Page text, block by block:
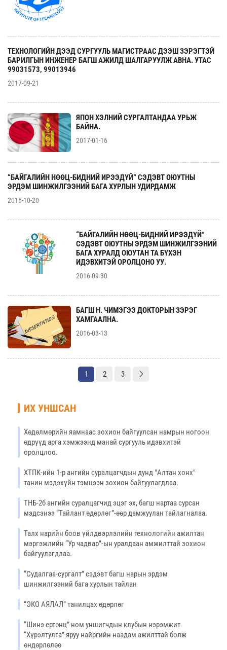
ТЕХНОЛОГИЙН ДЭЭД СУРГУУЛЬ МАГИСТРААС ДЭЭШ ЗЭРЭГТЭЙ
БАРИЛГЫН ИНЖЕНЕР БАГШ АЖИЛД ШАЛГАРУУЛЖ АВНА. УТАС
99031573, 99013946
2017-09-21
ЯПОН ХЭЛНИЙ СУРГАЛТАНДАА УРЬЖ
БАЙНА.
2017-01-16
“БАЙГАЛИЙН НӨӨЦ-БИДНИЙ ИРЭЭДҮЙ” СЭДЭВТ ОЮУТНЫ
ЭРДЭМ ШИНЖИЛГЭЭНИЙ БАГА ХУРЛЫН УДИРДАМЖ
2016-10-20
“БАЙГАЛИЙН НӨӨЦ-БИДНИЙ ИРЭЭДҮЙ”
СЭДЭВТ ОЮУТНЫ ЭРДЭМ ШИНЖИЛГЭЭНИЙ
БАГА ХУРАЛД ОЮУТАН ТА БҮХЭН
ИДЭВХИТЭЙ ОРОЛЦОНО УУ.
2016-09-30
БАГШ Н. ЧИМЭГЭЭ ДОКТОРЫН ЗЭРЭГ
ХАМГААЛНА.
2016-03-13
1 2 3
ИХ УНШСАН
Хөдөлмөрийн яамнаас зохион байгуулсан намрын ногоон
өдрүүд арга хэмжээнд манай сургууль идэвхитэй
оролцлоо.
ХТПК-ийн 1-р ангийн суралцагчдын дунд "Алтан хонх"
танин мэдэхүйн тэмцээн зохион байгуулагдлаа.
ТНБ-2б ангийн суралцагчид эцэг эх, багш нартаа сурсан
мэдсэнээ “Тайлант өдөрлөг”-өөр дамжуулан тайлагналаа.
Талх нарийн боов үйлдвэрлэлийн технологийн ажилтан
мэргэжлийн “Ур чадвар”-ын уралдаан амжилттай зохион
байгуулагдлаа.
“Судалгаа-сургалт” сэдэвт багш нарын эрдэм
шинжилгээний бага хурлын тайлан
“ЭКО АЯЛАЛ” танилцах өдөрлөг
“Шинэ ертөнц” ном уншигчдын клубын нэрэмжит
“Хүрэлтулга” яруу найргийн наадам ажилттай болж
өндөрлөлөө